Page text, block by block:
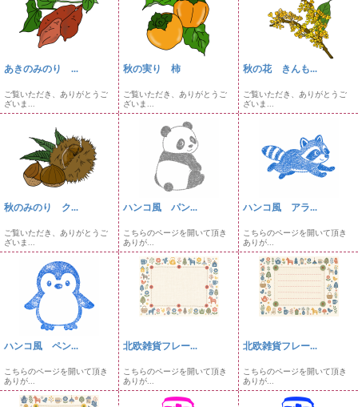
あきのみのり ...
ご覧いただき、ありがとうご
ざいま...
秋の実り 柿
ご覧いただき、ありがとうご
ざいま...
秋の花 きんも...
ご覧いただき、ありがとうご
ざいま...
秋のみのり ク...
ご覧いただき、ありがとうご
ざいま...
ハンコ風 パン...
こちらのページを開いて頂き
ありが...
ハンコ風 アラ...
こちらのページを開いて頂き
ありが...
ハンコ風 ペン...
こちらのページを開いて頂き
ありが...
北欧雑貨フレー...
こちらのページを開いて頂き
ありが...
北欧雑貨フレー...
こちらのページを開いて頂き
ありが...